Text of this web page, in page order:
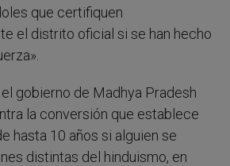
que certifiquen
el distrito oficial si se han hecho
gobierno de Madhya Pradesh
la conversión que establece
hasta 10 años si alguien se
distintas del hinduismo, en